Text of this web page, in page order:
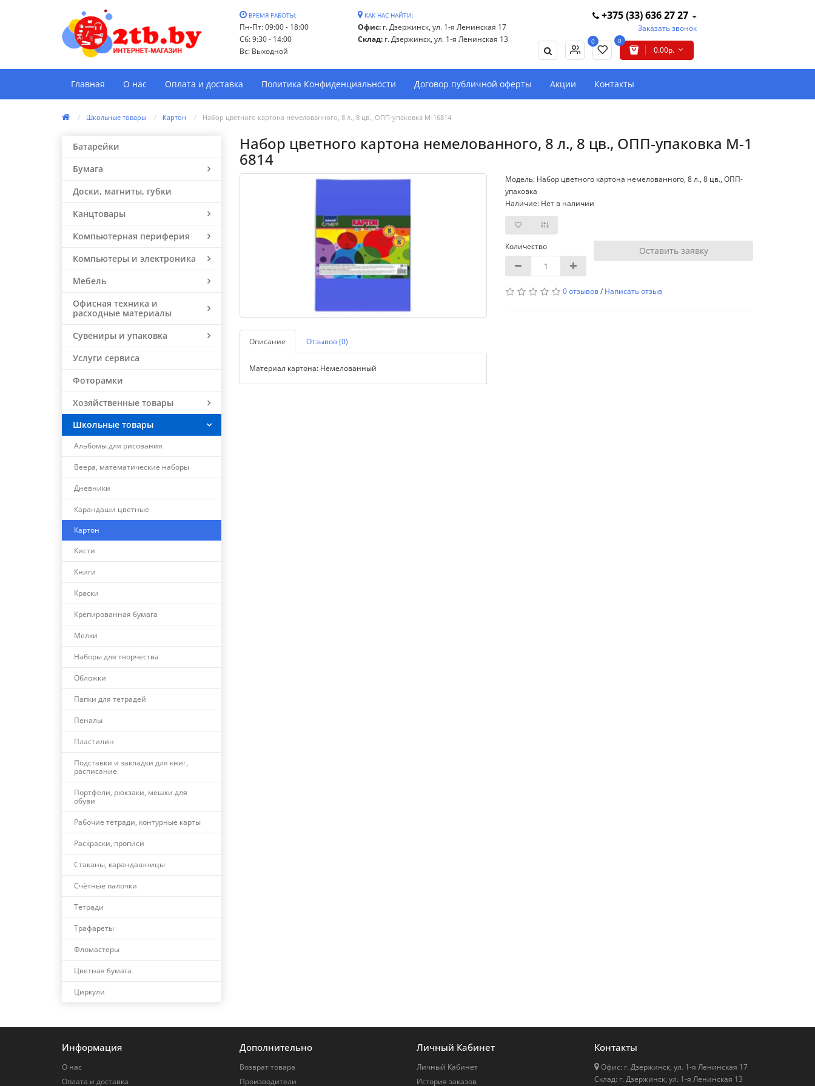
ВРЕМЯ РАБОТЫ:
Пн-Пт: 09:00 - 18:00
Сб: 9:30 - 14:00
Вс: Выходной
КАК НАС НАЙТИ:
Офис:г. Дзержинск, ул. 1-я Ленинская 17
Склад:г. Дзержинск, ул. 1-я Ленинская 13
+375 (33) 636 27 27
Заказать звонок
0 0
0.00р.
Главная О нас Оплата и доставка Политика Конфиденциальности Договор публичной оферты Акции Контакты
Школьные товары Картон Набор цветного картона немелованного, 8 л., 8 цв., ОПП-упаковка M-16814
Батарейки
Бумага
Доски, магниты, губки
Канцтовары
Компьютерная периферия
Компьютеры и электроника
Мебель
Офисная техника и
расходные материалы
Сувениры и упаковка
Услуги сервиса
Фоторамки
Хозяйственные товары
Школьные товары
Альбомы для рисования
Веера, математические наборы
Дневники
Карандаши цветные
Картон
Кисти
Книги
Краски
Крепированная бумага
Мелки
Наборы для творчества
Обложки
Папки для тетрадей
Пеналы
Пластилин
Подставки и закладки для книг,
расписание
Портфели, рюкзаки, мешки для
обуви
Рабочие тетради, контурные карты
Раскраски, прописи
Стаканы, карандашницы
Счётные палочки
Тетради
Трафареты
Фломастеры
Цветная бумага
Циркули
Набор цветного картона немелованного, 8 л., 8 цв., ОПП-упаковка M-1
6814
Описание Отзывов (0)
Материал картона: Немелованный
Модель: Набор цветного картона немелованного, 8 л., 8 цв., ОПП-
упаковка
Наличие: Нет в наличии
Количество Оставить заявку
0 отзывов/ Написать отзыв
Информация
О нас
Оплата и доставка
Дополнительно
Возврат товара
Производители
Личный Кабинет
Личный Кабинет
История заказов
Контакты
Офис: г. Дзержинск, ул. 1-я Ленинская 17
Cклад: г. Дзержинск, ул. 1-я Ленинская 13